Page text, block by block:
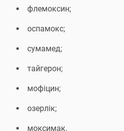
флемоксин;
оспамокс;
сумамед;
тайгерон;
мофіцин;
озерлік;
моксимак.